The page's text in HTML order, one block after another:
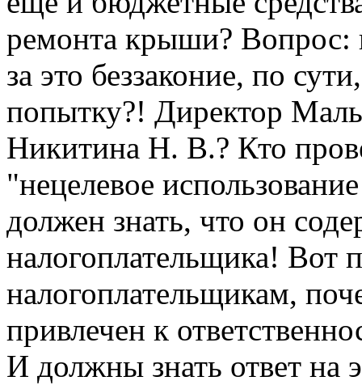
ремонта крыши? Вопрос:
за это беззаконие, по
попытку?! Директор
Никитина Н. В.? Кто
"нецелевое
должен знать, что он
налогоплательщика! Вот
налогоплательщикам,
привлечен к
И должны знать ответ на